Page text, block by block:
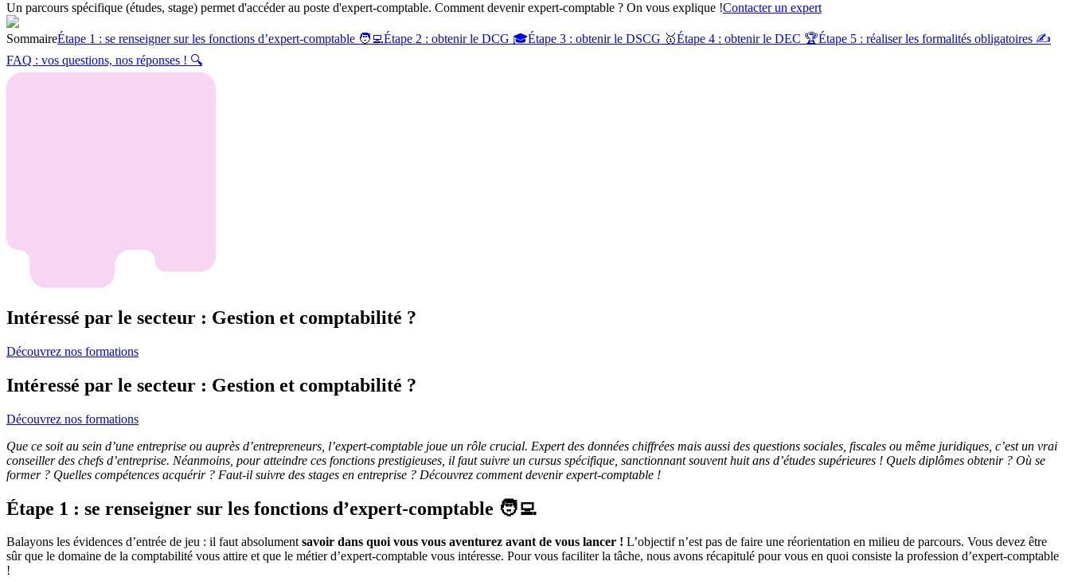
Un parcours spécifique (études, stage) permet d'accéder au poste d'expert-comptable. Comment devenir expert-comptable ? On vous explique !Contacter un expert
SommaireÉtape 1 : se renseigner sur les fonctions d’expert-comptable 🧑‍💻Étape 2 : obtenir le DCG 🎓Étape 3 : obtenir le DSCG 🥇Étape 4 : obtenir le DEC 🏆Étape 5 : réaliser les formalités obligatoires ✍️
FAQ : vos questions, nos réponses ! 🔍
Intéressé par le secteur : Gestion et comptabilité ?
Découvrez nos formations
Intéressé par le secteur : Gestion et comptabilité ?
Découvrez nos formations
Que ce soit au sein d’une entreprise ou auprès d’entrepreneurs, l’expert-comptable joue un rôle crucial. Expert des données chiffrées mais aussi des questions sociales, fiscales ou même juridiques, c’est un vrai
conseiller des chefs d’entreprise. Néanmoins, pour atteindre ces fonctions prestigieuses, il faut suivre un cursus spécifique, sanctionnant souvent huit ans d’études supérieures ! Quels diplômes obtenir ? Où se
former ? Quelles compétences acquérir ? Faut-il suivre des stages en entreprise ? Découvrez comment devenir expert-comptable !
Étape 1 : se renseigner sur les fonctions d’expert-comptable 🧑‍💻
Balayons les évidences d’entrée de jeu : il faut absolumentsavoir dans quoi vous vous aventurez avant de vous lancer ! L’objectif n’est pas de faire une réorientation en milieu de parcours. Vous devez être
sûr que le domaine de la comptabilité vous attire et que le métier d’expert-comptable vous intéresse. Pour vous faciliter la tâche, nous avons récapitulé pour vous en quoi consiste la profession d’expert-comptable
!